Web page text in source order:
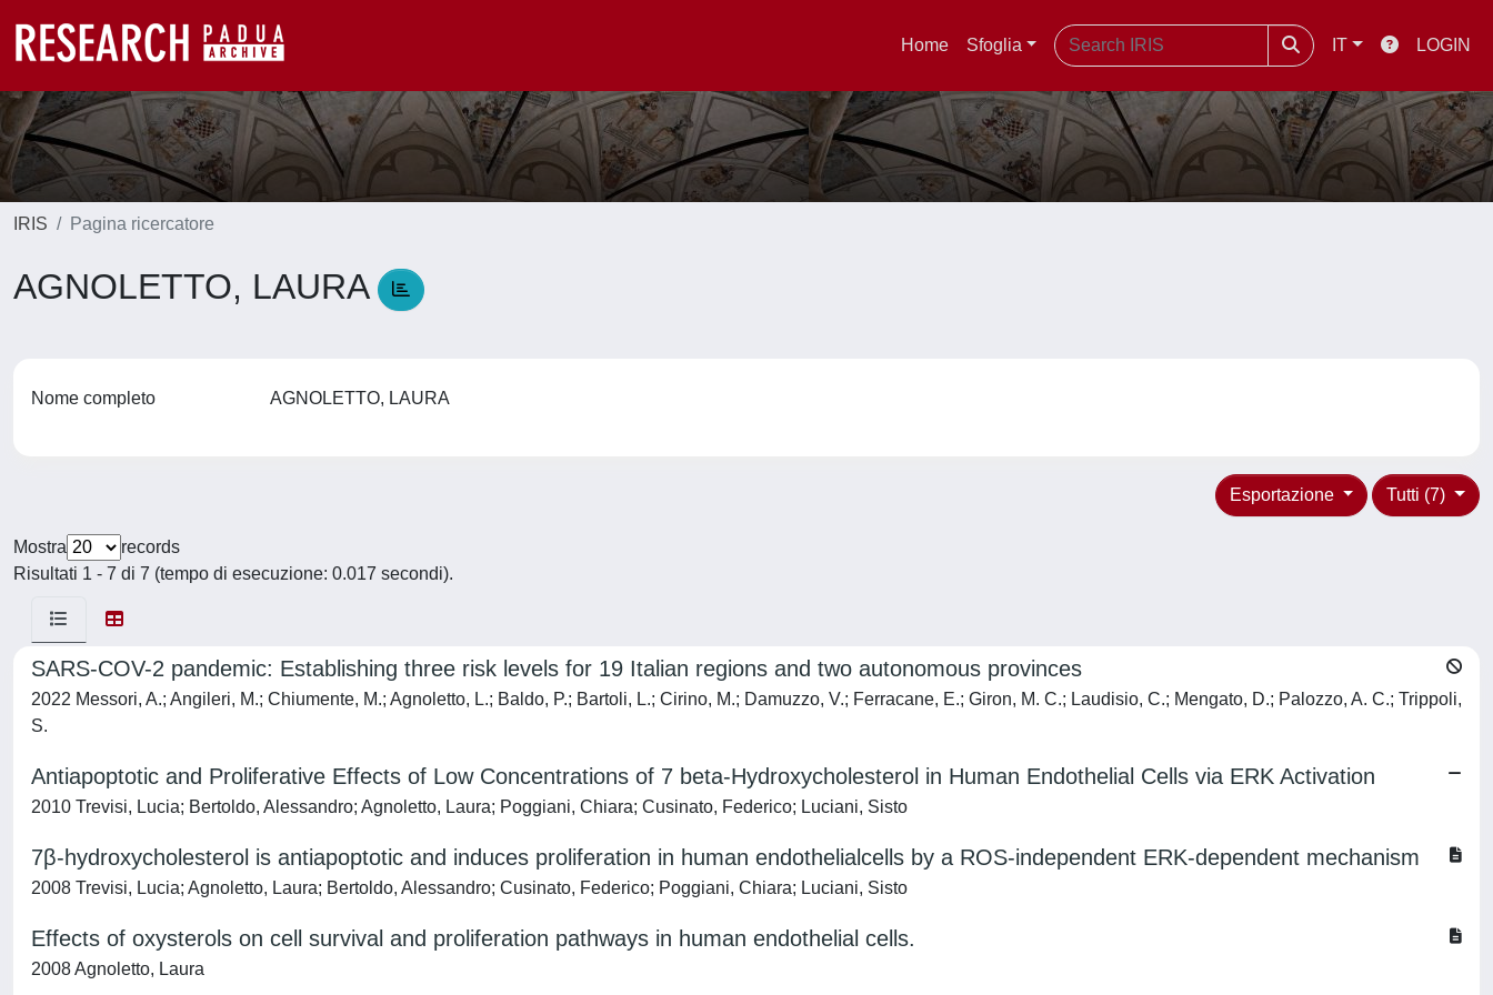
Home Sfoglia IT LOGIN
IRIS Pagina ricercatore
AGNOLETTO, LAURA
Nome completo AGNOLETTO, LAURA
Tutti (7)
Esportazione
Mostra
records
Risultati 1 - 7 di 7 (tempo di esecuzione: 0.017 secondi).
SARS-COV-2 pandemic: Establishing three risk levels for 19 Italian regions and two autonomous provinces
2022 Messori, A.; Angileri, M.; Chiumente, M.; Agnoletto, L.; Baldo, P.; Bartoli, L.; Cirino, M.; Damuzzo, V.; Ferracane, E.; Giron, M. C.; Laudisio, C.; Mengato, D.; Palozzo, A. C.; Trippoli,
S.
Antiapoptotic and Proliferative Effects of Low Concentrations of 7 beta-Hydroxycholesterol in Human Endothelial Cells via ERK Activation
2010 Trevisi, Lucia; Bertoldo, Alessandro; Agnoletto, Laura; Poggiani, Chiara; Cusinato, Federico; Luciani, Sisto
7β-hydroxycholesterol is antiapoptotic and induces proliferation in human endothelialcells by a ROS-independent ERK-dependent mechanism
2008 Trevisi, Lucia; Agnoletto, Laura; Bertoldo, Alessandro; Cusinato, Federico; Poggiani, Chiara; Luciani, Sisto
Effects of oxysterols on cell survival and proliferation pathways in human endothelial cells.
2008 Agnoletto, Laura